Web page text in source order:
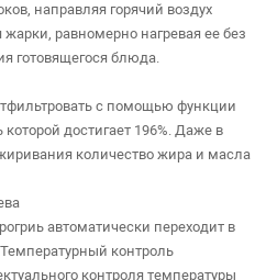
направляя горячий воздух
равномерно нагревая ее без
готовящегося блюда.
с помощью функции
достигает 196%. Даже в
количество жира и масла
автоматически переходит в
контроль
контроля температуры